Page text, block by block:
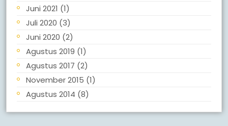
Juni 2021 (1)
Juli 2020 (3)
Juni 2020 (2)
Agustus 2019 (1)
Agustus 2017 (2)
November 2015 (1)
Agustus 2014 (8)